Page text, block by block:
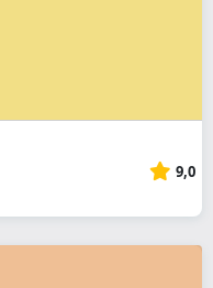
9,0